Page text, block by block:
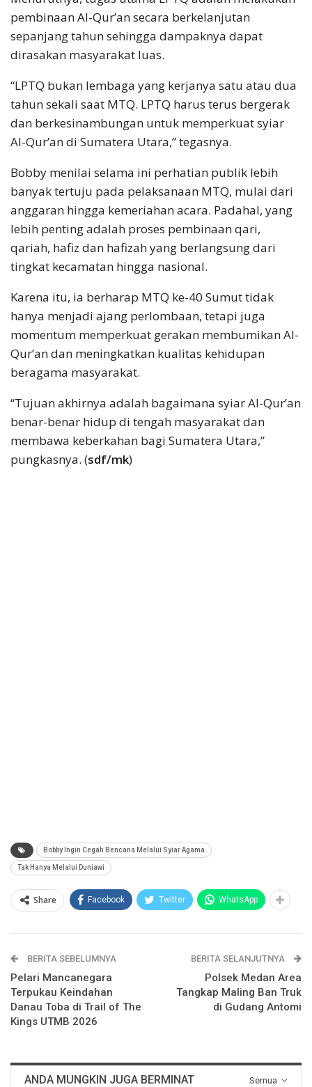
pembinaan Al-Qur’an secara berkelanjutan
sepanjang tahun sehingga dampaknya dapat
dirasakan masyarakat luas.
“LPTQ bukan lembaga yang kerjanya satu atau dua
tahun sekali saat MTQ. LPTQ harus terus bergerak
dan berkesinambungan untuk memperkuat syiar
Al-Qur’an di Sumatera Utara,” tegasnya.
Bobby menilai selama ini perhatian publik lebih
banyak tertuju pada pelaksanaan MTQ, mulai dari
anggaran hingga kemeriahan acara. Padahal, yang
lebih penting adalah proses pembinaan qari,
qariah, hafiz dan hafizah yang berlangsung dari
tingkat kecamatan hingga nasional.
Karena itu, ia berharap MTQ ke-40 Sumut tidak
hanya menjadi ajang perlombaan, tetapi juga
momentum memperkuat gerakan membumikan Al-
Qur’an dan meningkatkan kualitas kehidupan
beragama masyarakat.
“Tujuan akhirnya adalah bagaimana syiar Al-Qur’an
benar-benar hidup di tengah masyarakat dan
membawa keberkahan bagi Sumatera Utara,”
pungkasnya. (sdf/mk)
Bobby Ingin Cegah Bencana Melalui Syiar Agama
Tak Hanya Melalui Duniawi
Share Facebook Twitter WhatsApp
BERITA SEBELUMNYA
Pelari Mancanegara
Terpukau Keindahan
Danau Toba di Trail of The
Kings UTMB 2026
BERITA SELANJUTNYA
Polsek Medan Area
Tangkap Maling Ban Truk
di Gudang Antomi
Semua
ANDA MUNGKIN JUGA BERMINAT